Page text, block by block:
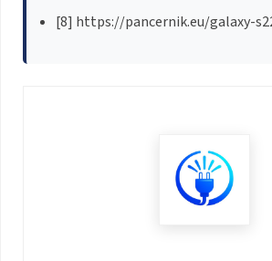
[8] https://pancernik.eu/galaxy-